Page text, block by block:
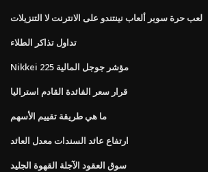
لعب حرة سوبر ألعاب نينتندو على الانترنت لا التنزيلات
تداول تذاكر الطلاء
Nikkei 225 مؤشر جوجل المالية
قرار سعر الفائدة القادم استراليا
ما هي طريقة تقييم الأسهم
ارتفاع عائد السندات معدل العائد
سوق العقود الآجلة القهوة الجليد